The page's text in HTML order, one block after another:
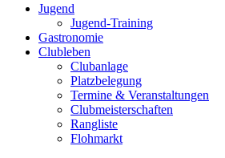
Jugend
Jugend-Training
Gastronomie
Clubleben
Clubanlage
Platzbelegung
Termine & Veranstaltungen
Clubmeisterschaften
Rangliste
Flohmarkt